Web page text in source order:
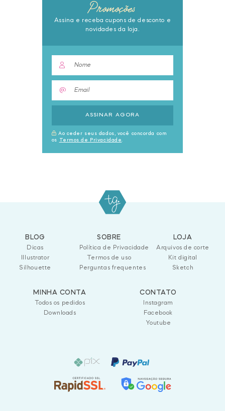
Promoções
Assina e receba cupons de desconto e
novidades da loja.
ASSINAR AGORA
Ao ceder seus dados, você concorda com
os Termos de Privacidade
BLOG
Dicas
Illustrator
Silhouette
SOBRE
Política de Privacidade
Termos de uso
Perguntas frequentes
LOJA
Arquivos de corte
Kit digital
Sketch
MINHA CONTA
Todos os pedidos
Downloads
CONTATO
Instagram
Facebook
Youtube